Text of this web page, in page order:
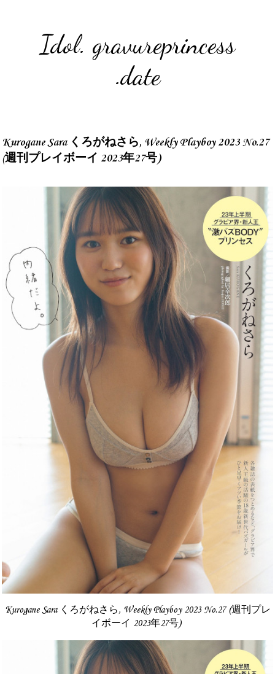
Idol. gravureprincess
.date
Kurogane Sara くろがねさら, Weekly Playboy 2023 No.27
(週刊プレイボーイ 2023年27号)
Kurogane Sara くろがねさら, Weekly Playboy 2023 No.27 (週刊プレ
イボーイ 2023年27号)